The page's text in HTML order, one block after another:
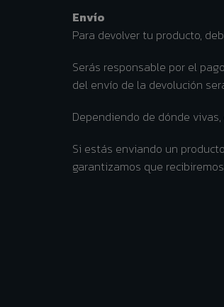
Envío
Para devolver tu producto,
Serás responsable por el
del envío de la devolución
Dependiendo de dónde
Si estás enviando un
garantizamos que